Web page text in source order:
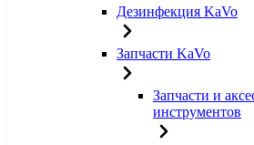
Дезинфекция KaVo
Запчасти KaVo
Запчасти и
инструментов